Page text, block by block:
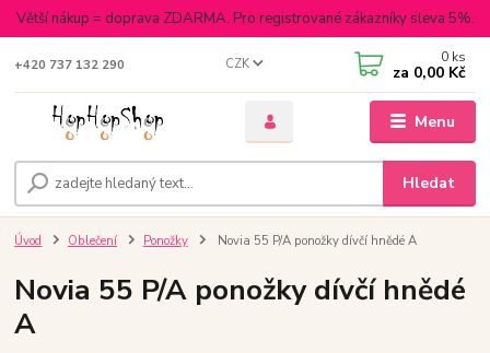
Větší nákup = doprava ZDARMA. Pro registrované zákazníky sleva 5%.
Menu
CZK
Hledat
+420 737 132 290 0 ks
za 0,00 Kč
Úvod Oblečení Ponožky Novia 55 P/A ponožky dívčí hnědé A
Novia 55 P/A ponožky dívčí hnědé
A